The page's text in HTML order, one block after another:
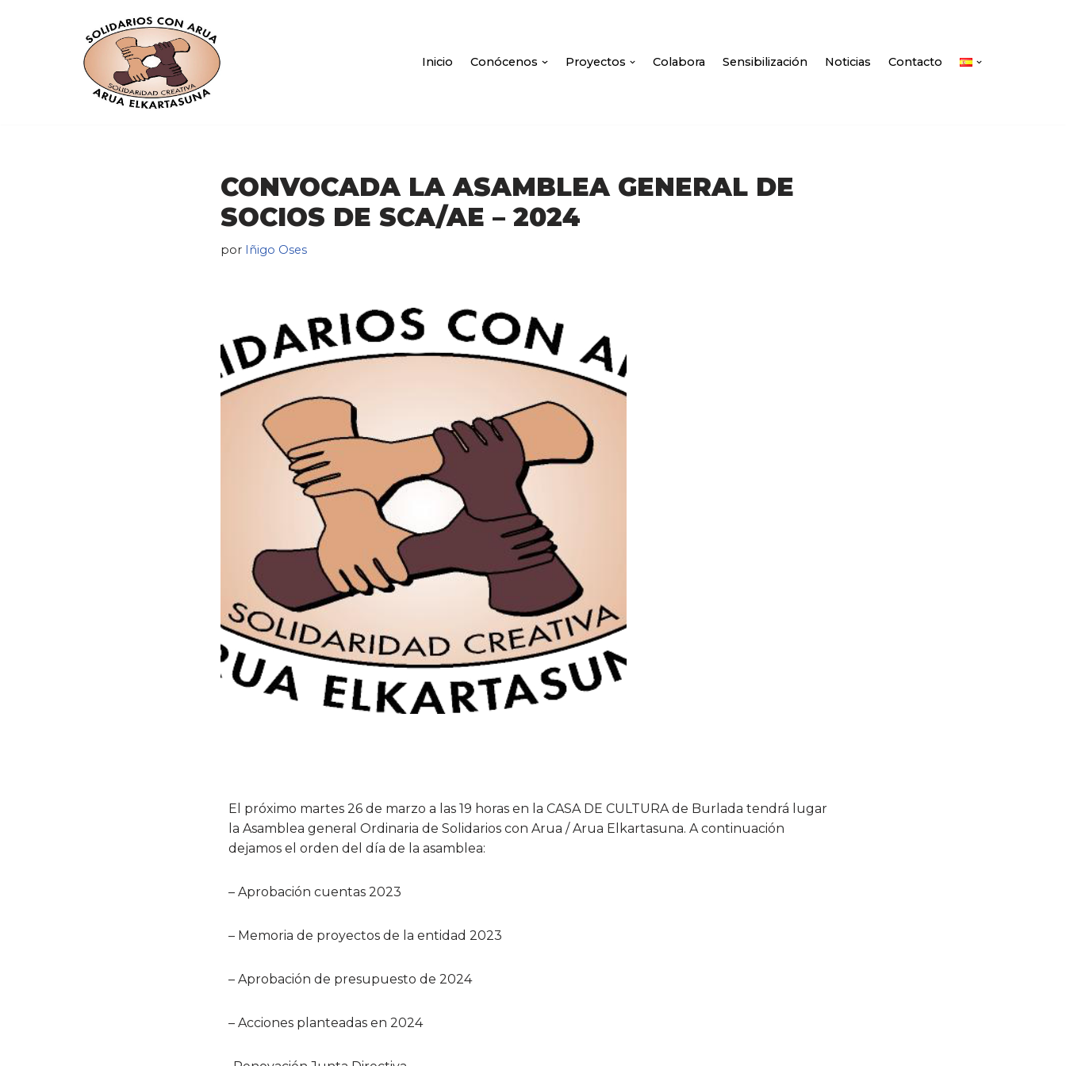
Inicio Conócenos Proyectos Colabora Sensibilización Noticias Contacto
CONVOCADA LA ASAMBLEA GENERAL DE
SOCIOS DE SCA/AE – 2024
por Iñigo Oses
El próximo martes 26 de marzo a las 19 horas en la CASA DE CULTURA de Burlada tendrá lugar
la Asamblea general Ordinaria de Solidarios con Arua / Arua Elkartasuna. A continuación
dejamos el orden del día de la asamblea:
– Aprobación cuentas 2023
– Memoria de proyectos de la entidad 2023
– Aprobación de presupuesto de 2024
– Acciones planteadas en 2024